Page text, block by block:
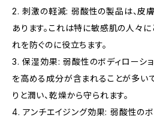
2. 刺激の軽減: 弱酸性の製品は、皮
あります。これは特に敏感肌の人々
れを防ぐのに役立ちます。
3. 保湿効果: 弱酸性のボディローシ
を高める成分が含まれることが多いで
りと潤い、乾燥から守られます。
4. アンチエイジング効果: 弱酸性のボ